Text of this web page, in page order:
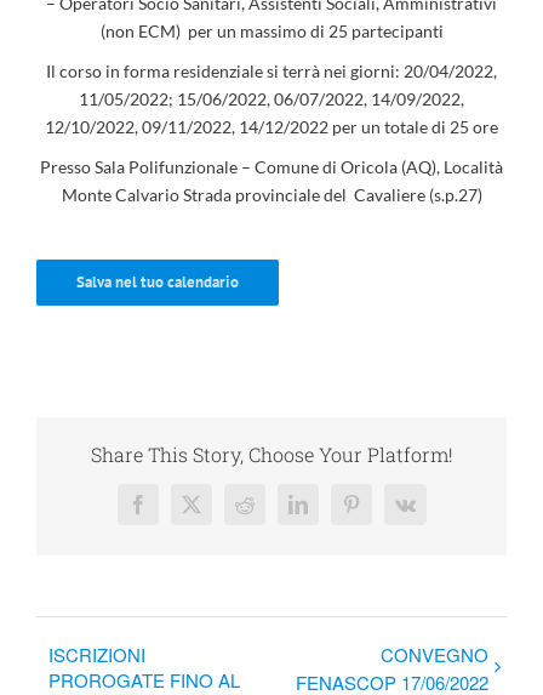
(non ECM) per un massimo di 25 partecipanti
Il corso in forma residenziale si terrà nei giorni: 20/04/2022,
11/05/2022; 15/06/2022, 06/07/2022, 14/09/2022,
12/10/2022, 09/11/2022, 14/12/2022 per un totale di 25 ore
Presso Sala Polifunzionale – Comune di Oricola (AQ), Località
Monte Calvario Strada provinciale del Cavaliere (s.p.27)
Salva nel tuo calendario
Share This Story, Choose Your Platform!
Facebook
X RedditLinkedInPinterest
Vk
ISCRIZIONI
PROROGATE FINO AL
CONVEGNO
FENASCOP 17/06/2022